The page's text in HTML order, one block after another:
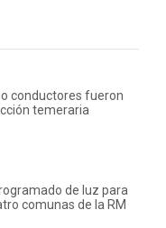
conductores fueron
temeraria
de luz para
comunas de la RM